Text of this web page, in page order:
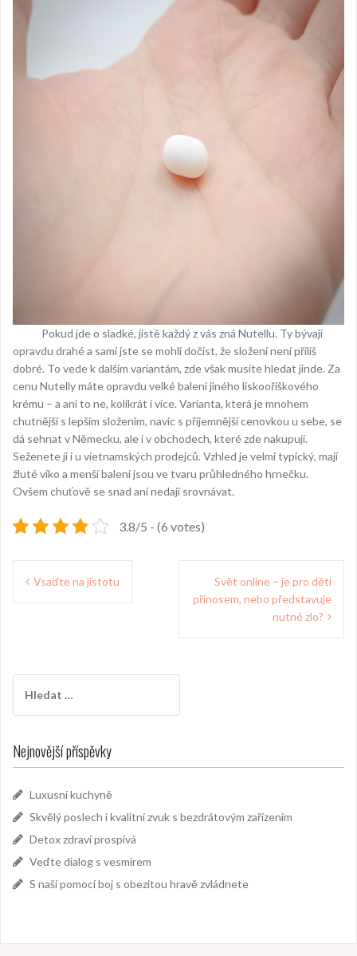
Pokud jde o sladké, jistě každý z vás zná Nutellu. Ty bývají
opravdu drahé a sami jste se mohli dočíst, že složení není příliš
dobré. To vede k dalším variantám, zde však musíte hledat jinde. Za
cenu Nutelly máte opravdu velké balení jiného lískooříškového
krému – a ani to ne, kolikrát i více. Varianta, která je mnohem
chutnější s lepším složením, navíc s příjemnější cenovkou u sebe, se
dá sehnat v Německu, ale i v obchodech, které zde nakupují.
Seženete ji i u vietnamských prodejců. Vzhled je velmi typický, mají
žluté víko a menší balení jsou ve tvaru průhledného hrnečku.
Ovšem chuťově se snad ani nedají srovnávat.
3.8/5 - (6 votes)
Navigace
Vsaďte na jistotu
Svět online – je pro děti
přínosem, nebo představuje
nutné zlo?
Nejnovější příspěvky
Luxusní kuchyně
Skvělý poslech i kvalitní zvuk s bezdrátovým zařízením
Detox zdraví prospívá
Veďte dialog s vesmírem
S naší pomocí boj s obezitou hravě zvládnete